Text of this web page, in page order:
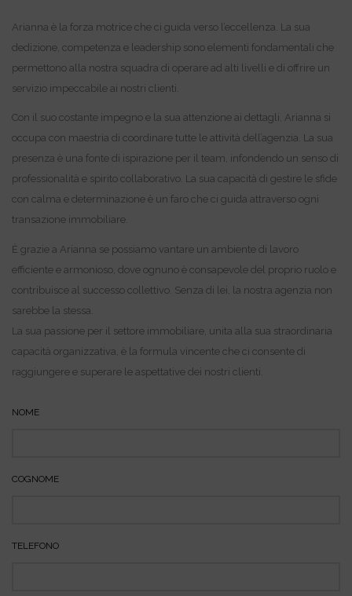
Arianna è la forza motrice che ci guida verso l’eccellenza. La sua
dedizione, competenza e leadership sono elementi fondamentali che
permettono alla nostra squadra di operare ad alti livelli e di offrire un
servizio impeccabile ai nostri clienti.
Con il suo costante impegno e la sua attenzione ai dettagli, Arianna si
occupa con maestria di coordinare tutte le attività dell’agenzia. La sua
presenza è una fonte di ispirazione per il team, infondendo un senso di
professionalità e spirito collaborativo. La sua capacità di gestire le sfide
con calma e determinazione è un faro che ci guida attraverso ogni
transazione immobiliare.
È grazie a Arianna se possiamo vantare un ambiente di lavoro
efficiente e armonioso, dove ognuno è consapevole del proprio ruolo e
contribuisce al successo collettivo. Senza di lei, la nostra agenzia non
sarebbe la stessa.
La sua passione per il settore immobiliare, unita alla sua straordinaria
capacità organizzativa, è la formula vincente che ci consente di
raggiungere e superare le aspettative dei nostri clienti.
NOME
COGNOME
TELEFONO